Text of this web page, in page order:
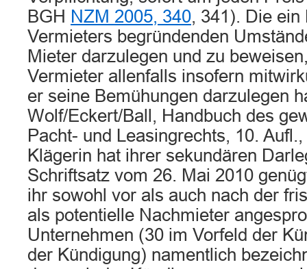
BGH NZM 2005, 340, 341). Die
Vermieters begründenden
Mieter darzulegen und zu
Vermieter allenfalls insofern
er seine Bemühungen darzulegen
Wolf/Eckert/Ball, Handbuch des
Pacht- und Leasingrechts, 10.
Klägerin hat ihrer sekundären
Schriftsatz vom 26. Mai 2010
ihr sowohl vor als auch nach der
als potentielle Nachmieter
Unternehmen (30 im Vorfeld der
der Kündigung) namentlich